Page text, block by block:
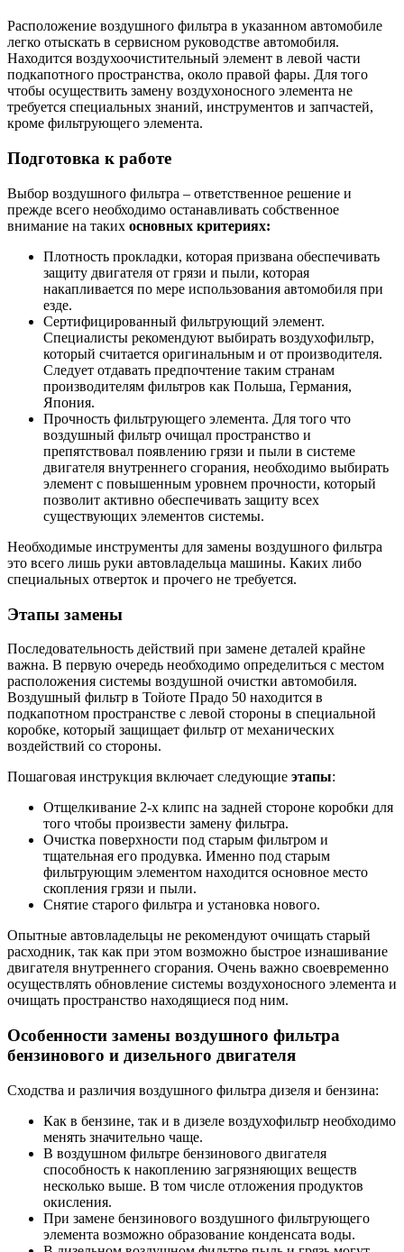
Расположение воздушного фильтра в указанном автомобиле
легко отыскать в сервисном руководстве автомобиля.
Находится воздухоочистительный элемент в левой части
подкапотного пространства, около правой фары. Для того
чтобы осуществить замену воздухоносного элемента не
требуется специальных знаний, инструментов и запчастей,
кроме фильтрующего элемента.
Подготовка к работе
Выбор воздушного фильтра – ответственное решение и
прежде всего необходимо останавливать собственное
внимание на таких основных критериях:
Плотность прокладки, которая призвана обеспечивать
защиту двигателя от грязи и пыли, которая
накапливается по мере использования автомобиля при
езде.
Сертифицированный фильтрующий элемент.
Специалисты рекомендуют выбирать воздухофильтр,
который считается оригинальным и от производителя.
Следует отдавать предпочтение таким странам
производителям фильтров как Польша, Германия,
Япония.
Прочность фильтрующего элемента. Для того что
воздушный фильтр очищал пространство и
препятствовал появлению грязи и пыли в системе
двигателя внутреннего сгорания, необходимо выбирать
элемент с повышенным уровнем прочности, который
позволит активно обеспечивать защиту всех
существующих элементов системы.
Необходимые инструменты для замены воздушного фильтра
это всего лишь руки автовладельца машины. Каких либо
специальных отверток и прочего не требуется.
Этапы замены
Последовательность действий при замене деталей крайне
важна. В первую очередь необходимо определиться с местом
расположения системы воздушной очистки автомобиля.
Воздушный фильтр в Тойоте Прадо 50 находится в
подкапотном пространстве с левой стороны в специальной
коробке, который защищает фильтр от механических
воздействий со стороны.
Пошаговая инструкция включает следующие этапы:
Отщелкивание 2-х клипс на задней стороне коробки для
того чтобы произвести замену фильтра.
Очистка поверхности под старым фильтром и
тщательная его продувка. Именно под старым
фильтрующим элементом находится основное место
скопления грязи и пыли.
Снятие старого фильтра и установка нового.
Опытные автовладельцы не рекомендуют очищать старый
расходник, так как при этом возможно быстрое изнашивание
двигателя внутреннего сгорания. Очень важно своевременно
осуществлять обновление системы воздухоносного элемента и
очищать пространство находящиеся под ним.
Особенности замены воздушного фильтра
бензинового и дизельного двигателя
Сходства и различия воздушного фильтра дизеля и бензина:
Как в бензине, так и в дизеле воздухофильтр необходимо
менять значительно чаще.
В воздушном фильтре бензинового двигателя
способность к накоплению загрязняющих веществ
несколько выше. В том числе отложения продуктов
окисления.
При замене бензинового воздушного фильтрующего
элемента возможно образование конденсата воды.